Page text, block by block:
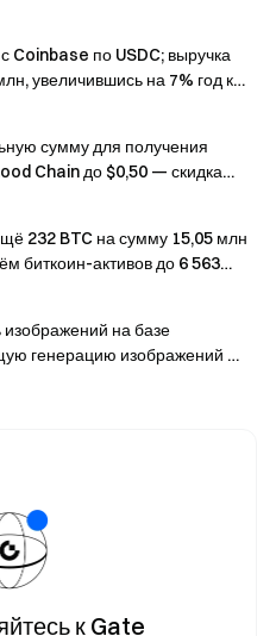
Coinbase по USDC; выручка
увеличившись на 7% год к
сумму для получения
Chain до $0,50 — скидка
232 BTC на сумму 15,05 млн
биткоин-активов до 6 563
на базе
генерацию изображений по
к Gate